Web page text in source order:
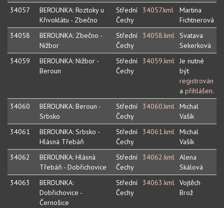
34057
BEROUNKA: Roztoky u
Křivoklátu - Zbečno
Střední
Čechy
34057.kml
Martina
Fichtnerová
34058
BEROUNKA: Zbečno -
Nižbor
Střední
Čechy
34058.kml Svatava
Sekerková
34059
BEROUNKA: Nižbor -
Beroun
Střední
Čechy
34059.kml Je nutné
být
registrován
a přihlášen.
34060
BEROUNKA: Beroun -
Srbsko
Střední
Čechy
34060.kml Michal
Vašík
34061
BEROUNKA: Srbsko -
Hlásná Třebáň
Střední
Čechy
34061.kml Michal
Vašík
34062
BEROUNKA: Hlásná
Třebáň - Dobřichovice
Střední
Čechy
34062.kml Alena
Skálová
34063
BEROUNKA:
Dobřichovice -
Černošice
Střední
Čechy
34063.kml Vojtěch
Brož